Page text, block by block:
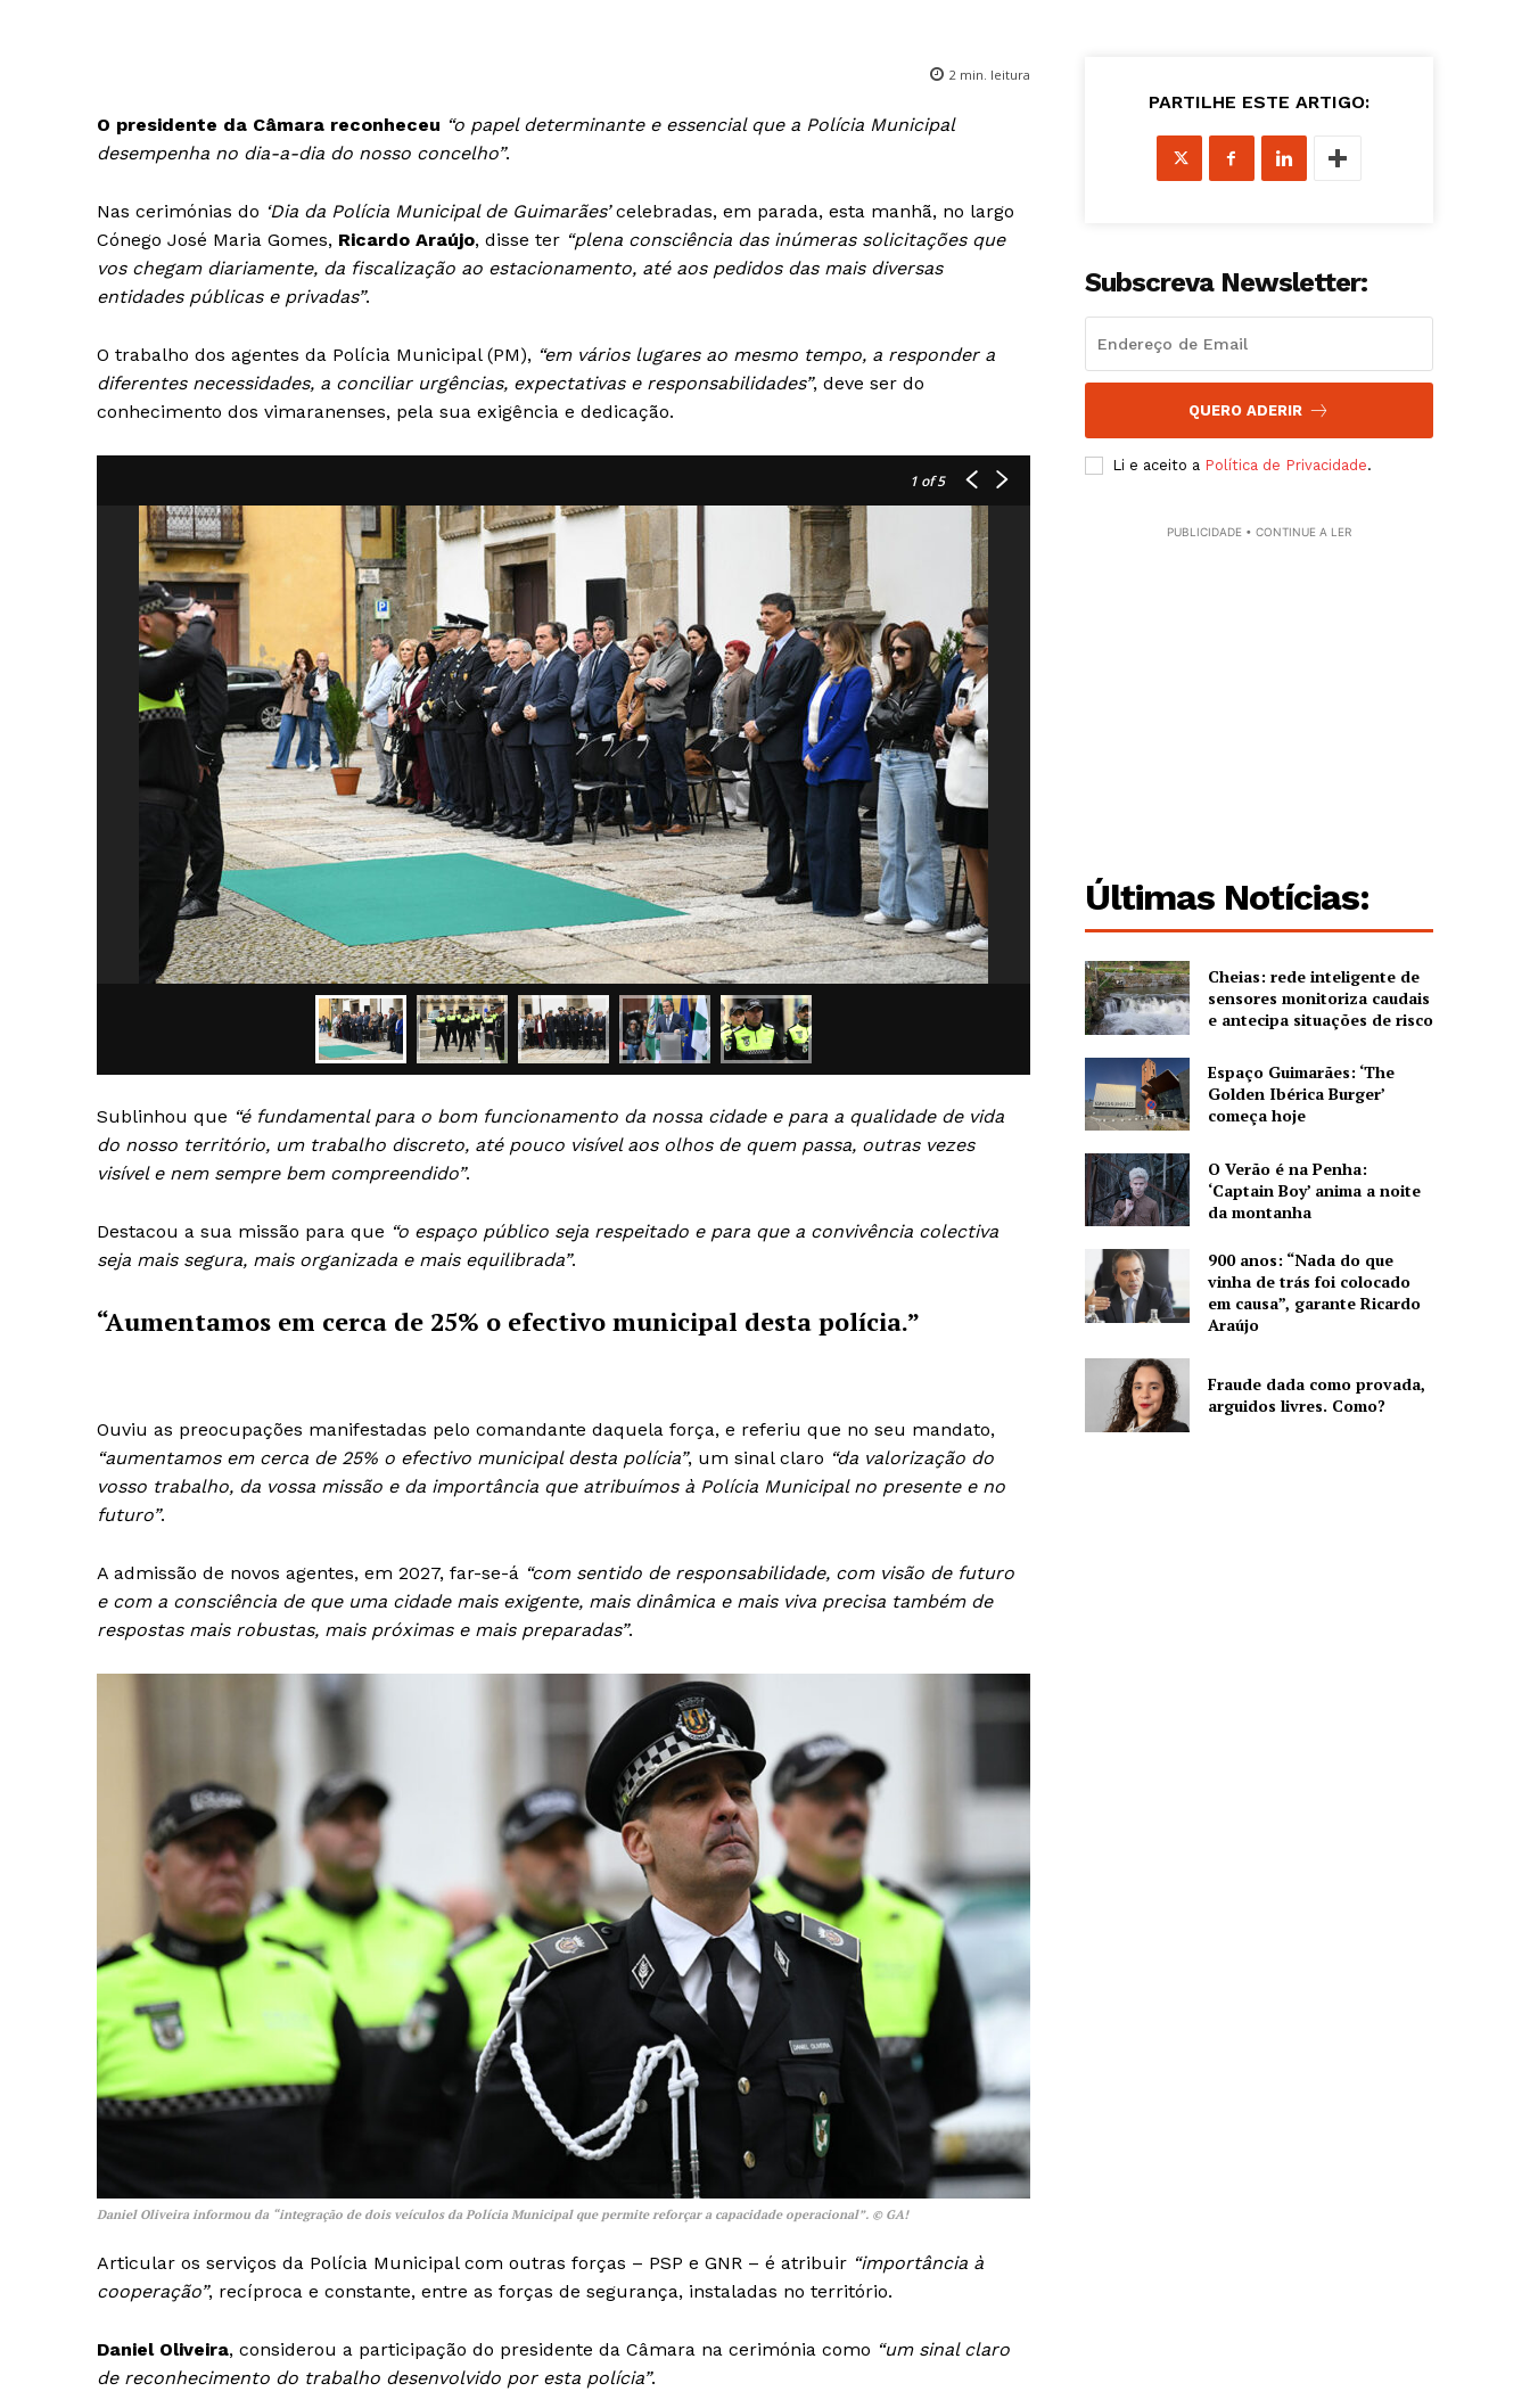
Artigos
Grande Entrevista
Publicidade
Quero ser Assinante
2min. leitura
O presidente da Câmara reconheceu “o papel determinante e essencial que a Polícia Municipal
desempenha no dia-a-dia do nosso concelho”.
Nas cerimónias do ‘Dia da Polícia Municipal de Guimarães’celebradas, em parada, esta manhã, no largo
Cónego José Maria Gomes, Ricardo Araújo, disse ter “plena consciência das inúmeras solicitações que
vos chegam diariamente, da fiscalização ao estacionamento, até aos pedidos das mais diversas
entidades públicas e privadas”.
O trabalho dos agentes da Polícia Municipal (PM), “em vários lugares ao mesmo tempo, a responder a
diferentes necessidades, a conciliar urgências, expectativas e responsabilidades”, deve ser do
conhecimento dos vimaranenses, pela sua exigência e dedicação.
1of 5
Sublinhou que “é fundamental para o bom funcionamento da nossa cidade e para a qualidade de vida
do nosso território, um trabalho discreto, até pouco visível aos olhos de quem passa, outras vezes
visível e nem sempre bem compreendido”.
Destacou a sua missão para que “o espaço público seja respeitado e para que a convivência colectiva
seja mais segura, mais organizada e mais equilibrada”.
“Aumentamos em cerca de 25% o efectivo municipal desta polícia.”
Ouviu as preocupações manifestadas pelo comandante daquela força, e referiu que no seu mandato,
“aumentamos em cerca de 25% o efectivo municipal desta polícia”, um sinal claro “da valorização do
vosso trabalho, da vossa missão e da importância que atribuímos à Polícia Municipal no presente e no
futuro”.
A admissão de novos agentes, em 2027, far-se-á “com sentido de responsabilidade, com visão de futuro
e com a consciência de que uma cidade mais exigente, mais dinâmica e mais viva precisa também de
respostas mais robustas, mais próximas e mais preparadas”.
Daniel Oliveira informou da “integração de dois veículos da Polícia Municipal que permite reforçar a capacidade operacional”. © GA!
Articular os serviços da Polícia Municipal com outras forças – PSP e GNR – é atribuir “importância à
cooperação”, recíproca e constante, entre as forças de segurança, instaladas no território.
Daniel Oliveira, considerou a participação do presidente da Câmara na cerimónia como “um sinal claro
de reconhecimento do trabalho desenvolvido por esta polícia”.
PARTILHE ESTE ARTIGO:
Subscreva Newsletter:
QUERO ADERIR
Li e aceito a Política de Privacidade.
PUBLICIDADE • CONTINUE A LER
Últimas Notícias:
Cheias: rede inteligente de
sensores monitoriza caudais
e antecipa situações de risco
Espaço Guimarães: ‘The
Golden Ibérica Burger’
começa hoje
O Verão é na Penha:
‘Captain Boy’ anima a noite
da montanha
900 anos: “Nada do que
vinha de trás foi colocado
em causa”, garante Ricardo
Araújo
Fraude dada como provada,
arguidos livres. Como?